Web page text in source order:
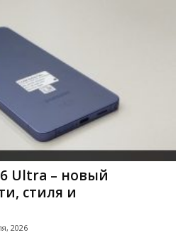
Ultra – новый
стиля и
2026